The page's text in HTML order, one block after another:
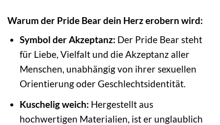
Warum der Pride Bear dein Herz erobern wird:
Symbol der Akzeptanz: Der Pride Bear steht
für Liebe, Vielfalt und die Akzeptanz aller
Menschen, unabhängig von ihrer sexuellen
Orientierung oder Geschlechtsidentität.
Kuschelig weich: Hergestellt aus
hochwertigen Materialien, ist er unglaublich